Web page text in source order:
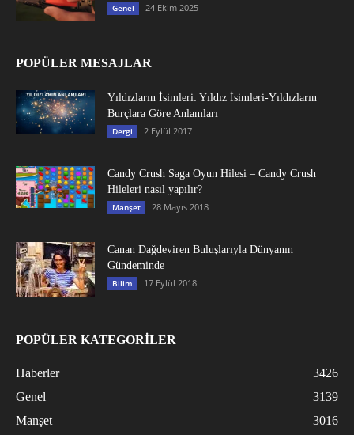
Genel 24 Ekim 2025
POPÜLER MESAJLAR
Yıldızların İsimleri: Yıldız İsimleri-Yıldızların
Burçlara Göre Anlamları
Dergi 2 Eylül 2017
Candy Crush Saga Oyun Hilesi – Candy Crush
Hileleri nasıl yapılır?
Manşet 28 Mayıs 2018
Canan Dağdeviren Buluşlarıyla Dünyanın
Gündeminde
Bilim 17 Eylül 2018
POPÜLER KATEGORİLER
Haberler
3426
Genel
3139
Manşet
3016